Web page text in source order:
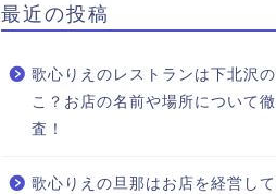
最近の投稿
歌心りえのレストランは下北沢
こ？お店の名前や場所について
査！
歌心りえの旦那はお店を経営し